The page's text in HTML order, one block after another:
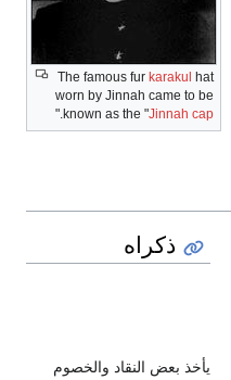
The famous fur karakul
hat
worn by Jinnah came to be
known as the "Jinnah cap
."
ذكراه
يأخذ بعض النقاد والخصوم